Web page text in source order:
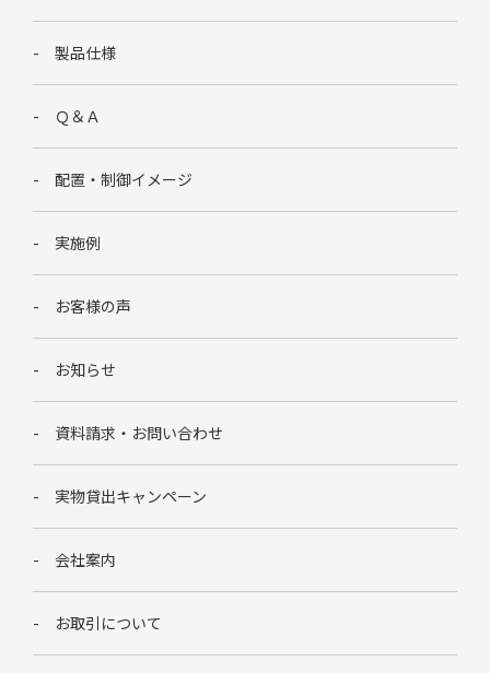
製品仕様
Ｑ＆Ａ
配置・制御イメージ
実施例
お客様の声
お知らせ
資料請求・お問い合わせ
実物貸出キャンペーン
会社案内
お取引について